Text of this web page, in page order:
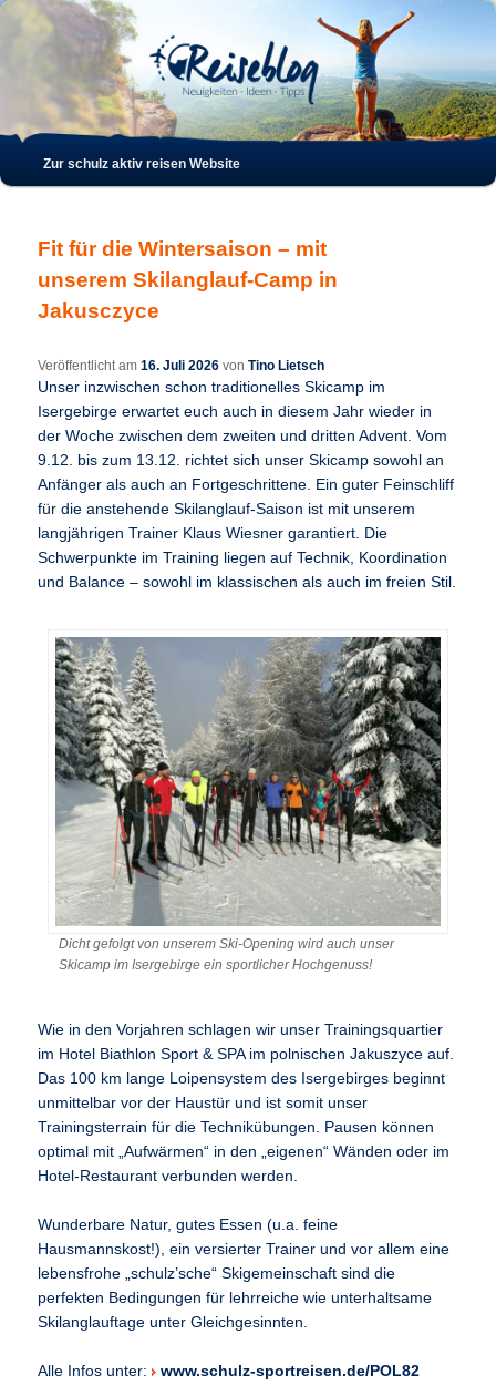
Hauptmenü
Zum
Zum
wechseln
Zur schulz aktiv reisen Website
Fit für die Wintersaison – mit
unserem Skilanglauf-Camp in
Jakusczyce
Veröffentlicht am16. Juli 2026 vonTino Lietsch
Unser inzwischen schon traditionelles Skicamp im
Isergebirge erwartet euch auch in diesem Jahr wieder in
der Woche zwischen dem zweiten und dritten Advent. Vom
9.12. bis zum 13.12. richtet sich unser Skicamp sowohl an
Anfänger als auch an Fortgeschrittene. Ein guter Feinschliff
für die anstehende Skilanglauf-Saison ist mit unserem
langjährigen Trainer Klaus Wiesner garantiert. Die
Schwerpunkte im Training liegen auf Technik, Koordination
und Balance – sowohl im klassischen als auch im freien Stil.
Dicht gefolgt von unserem Ski-Opening wird auch unser
Skicamp im Isergebirge ein sportlicher Hochgenuss!
Wie in den Vorjahren schlagen wir unser Trainingsquartier
im Hotel Biathlon Sport & SPA im polnischen Jakuszyce auf.
Das 100 km lange Loipensystem des Isergebirges beginnt
unmittelbar vor der Haustür und ist somit unser
Trainingsterrain für die Technikübungen. Pausen können
optimal mit „Aufwärmen“ in den „eigenen“ Wänden oder im
Hotel-Restaurant verbunden werden.
Wunderbare Natur, gutes Essen (u.a. feine
Hausmannskost!), ein versierter Trainer und vor allem eine
lebensfrohe „schulz’sche“ Skigemeinschaft sind die
perfekten Bedingungen für lehrreiche wie unterhaltsame
Skilanglauftage unter Gleichgesinnten.
Alle Infos unter: www.schulz-sportreisen.de/POL82